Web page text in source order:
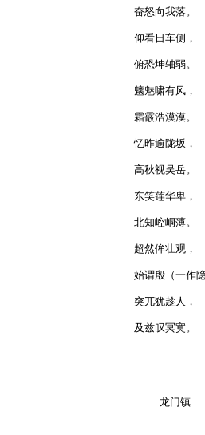
奋怒向我落。
仰看日车侧，
俯恐坤轴弱。
魑魅啸有风，
霜霰浩漠漠。
忆昨逾陇坂，
高秋视吴岳。
东笑莲华卑，
北知崆峒薄。
超然侔壮观，
始谓殷（一作
突兀犹趁人，
及兹叹冥寞。
    龙门镇